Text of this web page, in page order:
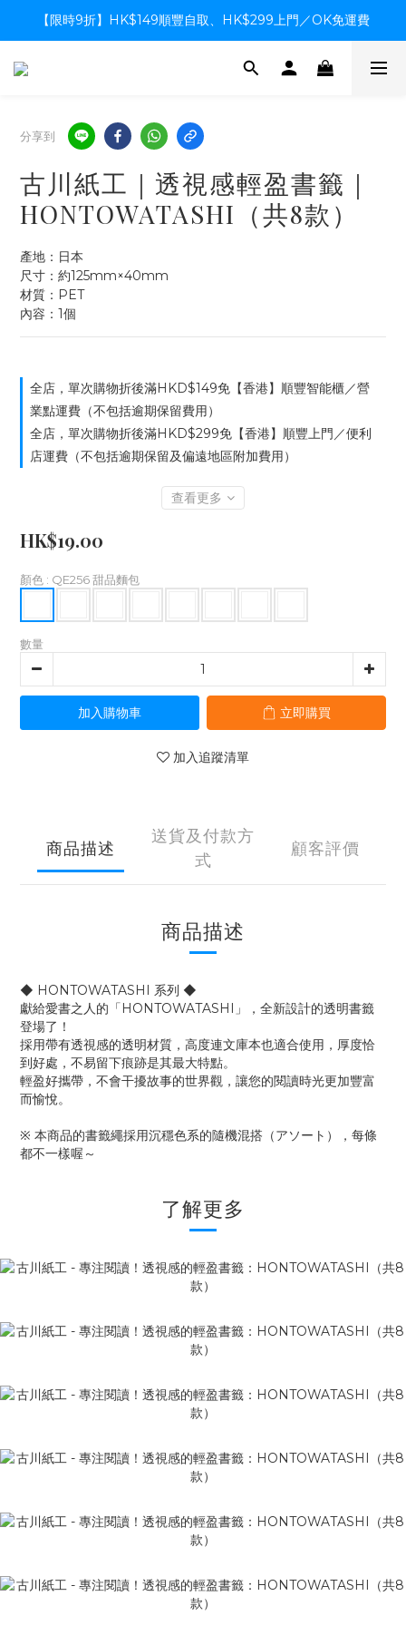
【限時9折】HK$149順豐自取、HK$299上門／OK免運費
【限時9折】HK$149順豐自取、HK$299上門／OK免運費
支付系統升級中，暫停信用卡支付至8月中，造成不便感謝諒解
分享到
古川紙工｜透視感輕盈書籤｜
HONTOWATASHI（共8款）
產地：日本
尺寸：約125mm×40mm
材質：PET
內容：1個
全店，單次購物折後滿HKD$149免【香港】順豐智能櫃／營
業點運費（不包括逾期保留費用）
全店，單次購物折後滿HKD$299免【香港】順豐上門／便利
店運費（不包括逾期保留及偏遠地區附加費用）
查看更多
HK$19.00
顏色 : QE256 甜品麵包
數量
加入購物車 立即購買
加入追蹤清單
商品描述
送貨及付款方
式
顧客評價
商品描述
◆ HONTOWATASHI 系列 ◆
獻給愛書之人的「HONTOWATASHI」，全新設計的透明書籤
登場了！
採用帶有透視感的透明材質，高度連文庫本也適合使用，厚度恰
到好處，不易留下痕跡是其最大特點。
輕盈好攜帶，不會干擾故事的世界觀，讓您的閱讀時光更加豐富
而愉悅。
※ 本商品的書籤繩採用沉穩色系的隨機混搭（アソート），每條
都不一樣喔～
了解更多